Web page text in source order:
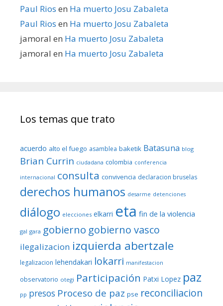
Paul Rios en Ha muerto Josu Zabaleta
Paul Rios en Ha muerto Josu Zabaleta
jamoral en Ha muerto Josu Zabaleta
jamoral en Ha muerto Josu Zabaleta
Los temas que trato
acuerdo alto el fuego asamblea baketik Batasuna blog
Brian Currin ciudadana colombia conferencia
internacional consulta convivencia declaracion bruselas
derechos humanos desarme detenciones
diálogo elecciones elkarri eta fin de la violencia
gal gara gobierno gobierno vasco
ilegalizacion izquierda abertzale
legalizacion lehendakari lokarri manifestacion
observatorio otegi Participación Patxi Lopez paz
pp presos Proceso de paz pse reconciliacion